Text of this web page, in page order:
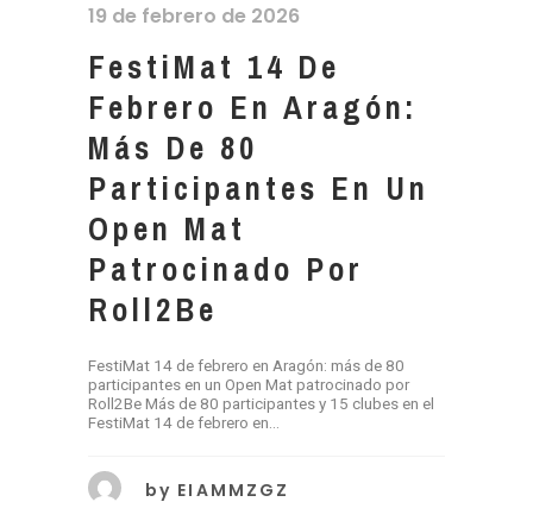
19 de febrero de 2026
FestiMat 14 De
Febrero En Aragón:
Más De 80
Participantes En Un
Open Mat
Patrocinado Por
Roll2Be
FestiMat 14 de febrero en Aragón: más de 80
participantes en un Open Mat patrocinado por
Roll2Be Más de 80 participantes y 15 clubes en el
FestiMat 14 de febrero en...
by EIAMMZGZ